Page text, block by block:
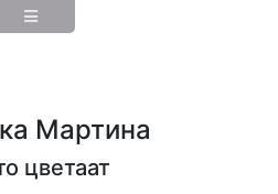
Мартина
цветаат